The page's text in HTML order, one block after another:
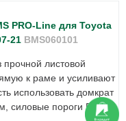
PRO-Line для Toyota
21 BMS060101
листовой
к раме и усиливают
использовать домкрат
силовые пороги BMS к